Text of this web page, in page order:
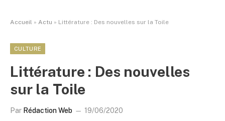
Accueil » Actu » Littérature : Des nouvelles sur la Toile
CULTURE
Littérature : Des nouvelles
sur la Toile
Par Rédaction Web 19/06/2020